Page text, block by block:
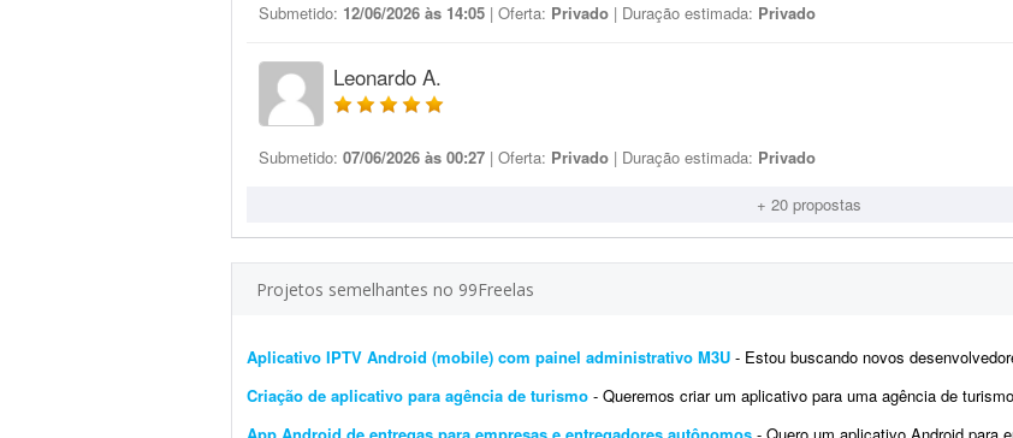
Submetido: 12/06/2026 às 14:05 | Oferta: Privado | Duração estimada: Privado
Leonardo A.
Submetido: 07/06/2026 às 00:27 | Oferta: Privado | Duração estimada: Privado
+ 20 propostas
Projetos semelhantes no 99Freelas
Aplicativo IPTV Android (mobile) com painel administrativo M3U - Estou buscando novos desenvolvedores para a criação de aplicativos e já
Criação de aplicativo para agência de turismo - Queremos criar um aplicativo para uma agência de turismo que já tem site. Plataforma Android e IOS